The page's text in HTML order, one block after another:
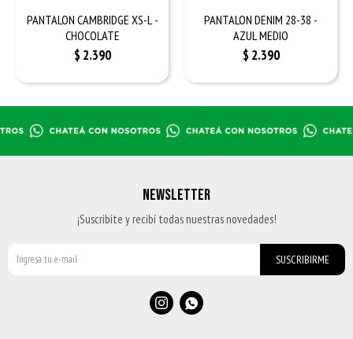
PANTALON CAMBRIDGE XS-L -
CHOCOLATE
$ 2.390
PANTALON DENIM 28-38 -
AZUL MEDIO
$ 2.390
NEWSLETTER
¡Suscribite y recibí todas nuestras novedades!
SUSCRIBIRME
 